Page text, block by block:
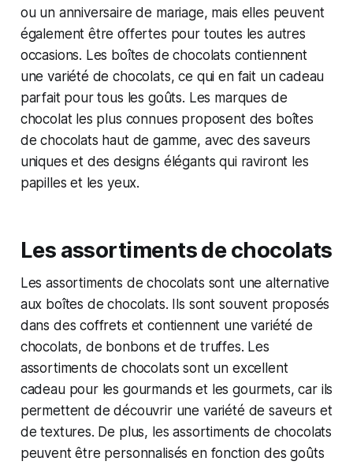
ou un anniversaire de mariage, mais elles peuvent
également être offertes pour toutes les autres
occasions. Les boîtes de chocolats contiennent
une variété de chocolats, ce qui en fait un cadeau
parfait pour tous les goûts. Les marques de
chocolat les plus connues proposent des boîtes
de chocolats haut de gamme, avec des saveurs
uniques et des designs élégants qui raviront les
papilles et les yeux.
Les assortiments de chocolats
Les assortiments de chocolats sont une alternative
aux boîtes de chocolats. Ils sont souvent proposés
dans des coffrets et contiennent une variété de
chocolats, de bonbons et de truffes. Les
assortiments de chocolats sont un excellent
cadeau pour les gourmands et les gourmets, car ils
permettent de découvrir une variété de saveurs et
de textures. De plus, les assortiments de chocolats
peuvent être personnalisés en fonction des goûts